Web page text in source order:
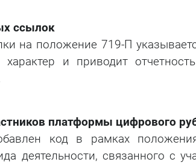
ссылок
на положение 719-П
и приводит
платформы цифрового
код в рамках
деятельности, связанного с